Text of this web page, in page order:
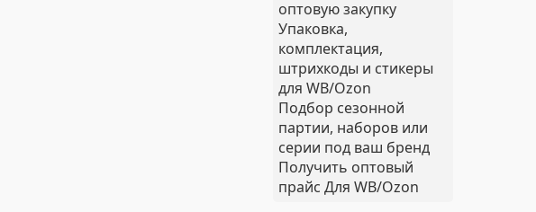
оптовую закупку
Упаковка,
комплектация,
штрихкоды и стикеры
для WB/Ozon
Подбор сезонной
партии, наборов или
серии под ваш бренд
Получить оптовый
прайс Для WB/Ozon